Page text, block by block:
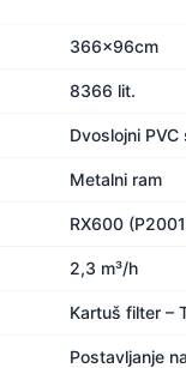
366x96cm
8366 lit.
Dvoslojni
Metalni ram
RX600
2,3 m³/h
Kartuš filter –
Postavljanje